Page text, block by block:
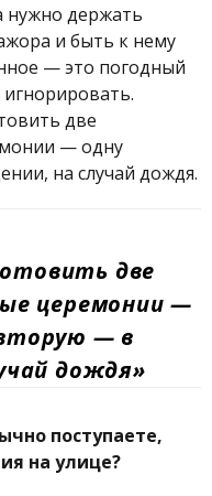
нужно держать
и быть к нему
— это погодный
две
— одну
на случай дождя.
две
церемонии —
— в
дождя»
поступаете,
на улице?